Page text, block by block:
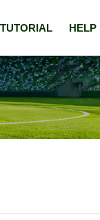
HELP